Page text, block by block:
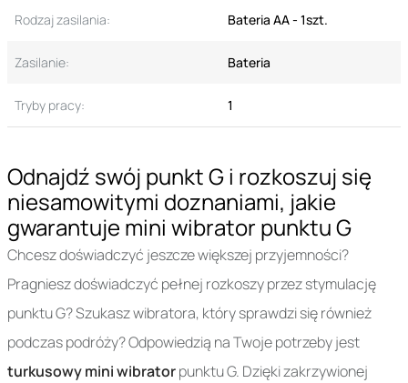
Odnajdź swój punkt G i rozkoszuj się
niesamowitymi doznaniami, jakie
gwarantuje mini wibrator punktu G
Chcesz doświadczyć jeszcze większej przyjemności?
Pragniesz doświadczyć pełnej rozkoszy przez stymulację
punktu G? Szukasz wibratora, który sprawdzi się również
podczas podróży? Odpowiedzią na Twoje potrzeby jest
turkusowy mini wibratorpunktu G. Dzięki zakrzywionej
Rodzaj zasilania: Bateria AA - 1szt.
Zasilanie: Bateria
Tryby pracy: 1